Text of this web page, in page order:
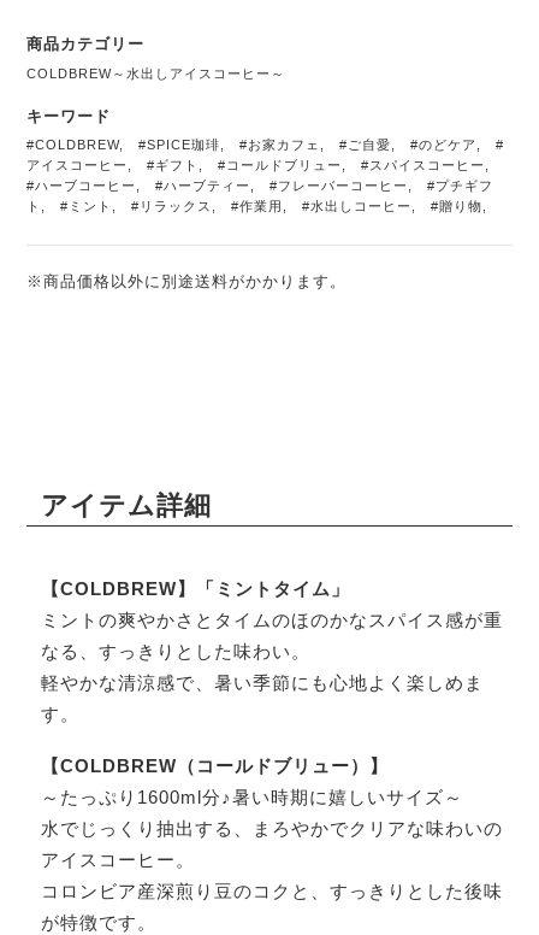
商品カテゴリー
COLDBREW～水出しアイスコーヒー～
キーワード
#COLDBREW,#SPICE珈琲 ,#お家カフェ ,#ご自愛 ,#のどケア ,#
アイスコーヒー
,#ギフト ,#コールドブリュー ,#スパイスコーヒー
#ハーブコーヒー
,#ハーブティー ,#フレーバーコーヒー ,#プチギフ
ト
,#ミント ,#リラックス ,#作業用 ,#水出しコーヒー ,#贈り物
※商品価格以外に別途送料がかかります。
アイテム詳細
【COLDBREW】「ミントタイム」
ミントの爽やかさとタイムのほのかなスパイス感が重
なる、すっきりとした味わい。
軽やかな清涼感で、暑い季節にも心地よく楽しめま
す。
【COLDBREW（コールドブリュー）】
～たっぷり1600ml分♪暑い時期に嬉しいサイズ～
水でじっくり抽出する、まろやかでクリアな味わいの
アイスコーヒー。
コロンビア産深煎り豆のコクと、すっきりとした後味
が特徴です。